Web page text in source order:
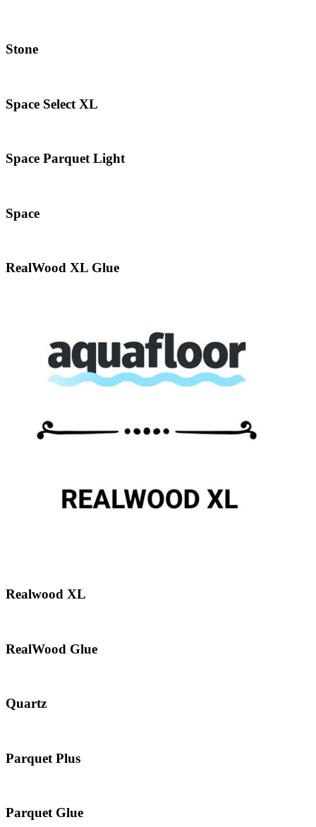
Stone
Space Select XL
Space Parquet Light
Space
RealWood XL Glue
Realwood XL
RealWood Glue
Quartz
Parquet Plus
Parquet Glue